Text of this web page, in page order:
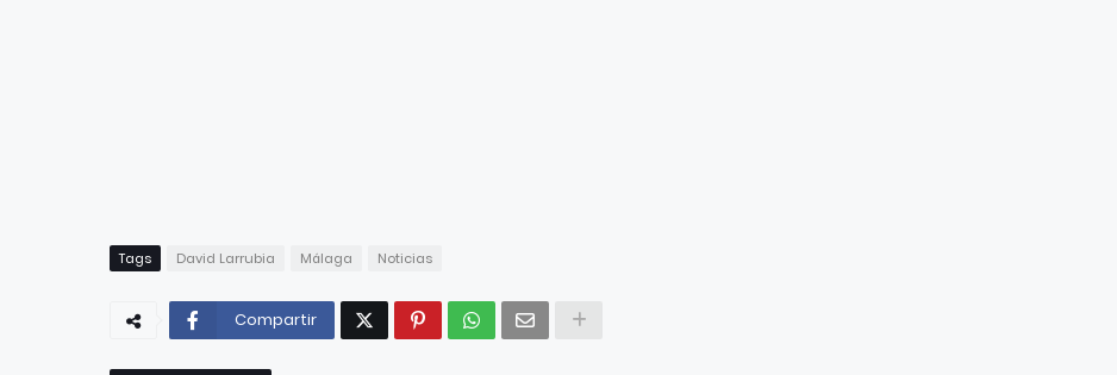
Tags David Larrubia Málaga Noticias
Compartir